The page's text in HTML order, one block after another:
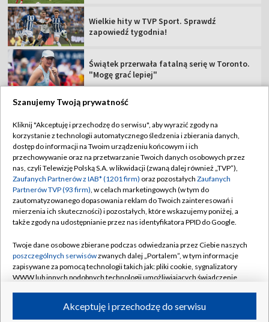
Wielkie hity w TVP Sport. Sprawdź
zapowiedź tygodnia!
Świątek przerwała fatalną serię w Toronto.
"Mogę grać lepiej"
TVP
Abonament TVP
Sklep TVP
Biuro Reklamy
Oferta Handlowa
Emisja w TVP
Rada Programowa
Ogłoszenia przetargowe
Akademia Telewizyjna
Regulamin TVP
Polityka prywatności
Moje zgody
Biuro reklamy
Kanały
©2026 Telewizja Polska Spółka Akcyjna w likwidacji
Szanujemy Twoją prywatność
Kliknij "Akceptuję i przechodzę do serwisu", aby wyrazić zgody na
korzystanie z technologii automatycznego śledzenia i zbierania danych,
dostęp do informacji na Twoim urządzeniu końcowym i ich
przechowywanie oraz na przetwarzanie Twoich danych osobowych przez
nas, czyli Telewizję Polską S.A. w likwidacji (zwaną dalej również „TVP”),
Zaufanych Partnerów z IAB* (1201 firm) oraz pozostałych Zaufanych
Partnerów TVP (93 firm), w celach marketingowych (w tym do
zautomatyzowanego dopasowania reklam do Twoich zainteresowań i
mierzenia ich skuteczności) i pozostałych, które wskazujemy poniżej, a
także zgody na udostępnianie przez nas identyfikatora PPID do Google.
Twoje dane osobowe zbierane podczas odwiedzania przez Ciebie naszych
poszczególnych serwisówzwanych dalej „Portalem”, w tym informacje
zapisywane za pomocą technologii takich jak: pliki cookie, sygnalizatory
WWW lub innych podobnych technologii umożliwiających świadczenie
ruchu w Internecie.Akceptuję i przechodzę do serwisu